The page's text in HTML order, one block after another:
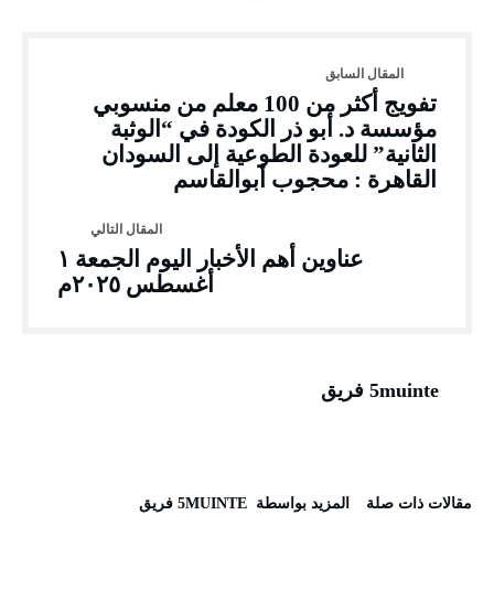
تفويج أكثر من 100 معلم من منسوبي
مؤسسة د. أبو ذر الكودة في “الوثبة
الثانية” للعودة الطوعية إلى السودان
القاهرة : محجوب أبوالقاسم
عناوين أهم الأخبار اليوم الجمعة ١
أغسطس ٢٠٢٥م
5muinte فريق
‫مقالات ذات صلة‬ ‫‫المزيد بواسطة‬ ‬ 5MUINTE فريق